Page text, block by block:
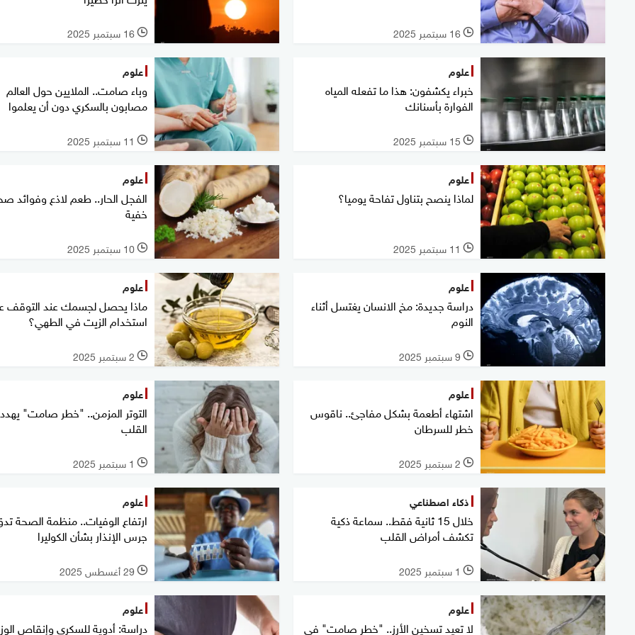
l 16 سبتمبر 2025 l 16 سبتمبر 2025
علوم
خبراء يكشفون: هذا ما تفعله المياه
الفوارة بأسنانك
l 15 سبتمبر 2025
علوم
وباء صامت.. الملايين حول العالم
مصابون بالسكري دون أن يعلموا
l 11 سبتمبر 2025
علوم
لماذا ينصح بتناول تفاحة يوميا؟
l 11 سبتمبر 2025
علوم
الفجل الحار.. طعم لاذع وفوائد
خفية
l 10 سبتمبر 2025
علوم
دراسة جديدة: مخ الانسان يغتسل أثناء
النوم
l 9 سبتمبر 2025
علوم
ماذا يحصل لجسمك عند التوقف
استخدام الزيت في الطهي؟
l 2 سبتمبر 2025
علوم
اشتهاء أطعمة بشكل مفاجئ.. ناقوس
خطر للسرطان
l 2 سبتمبر 2025
علوم
التوتر المزمن.. "خطر صامت"
القلب
l 1 سبتمبر 2025
ذكاء اصطناعي
خلال 15 ثانية فقط.. سماعة ذكية
تكشف أمراض القلب
l 1 سبتمبر 2025
علوم
ارتفاع الوفيات.. منظمة الصحة
جرس الإنذار بشأن الكوليرا
l 29 أغسطس 2025
علوم
لا تعيد تسخين الأرز.. "خطر صامت" في
علوم
دراسة: أدوية للسكري وإنقاص